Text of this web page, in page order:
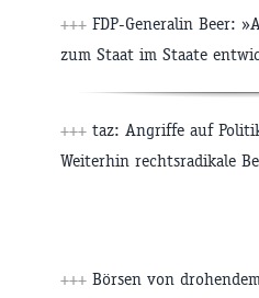
+++ FDP-Generalin Beer:
zum Staat im Staate
+++ taz: Angriffe auf
Weiterhin rechtsradikale
+++ Börsen von